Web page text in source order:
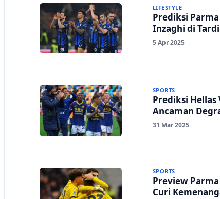
LIFESTYLE
Prediksi
Inzaghi di
5 Apr 2025
SPORTS
Prediksi Hellas
Ancaman
31 Mar 2025
SPORTS
Preview
Curi